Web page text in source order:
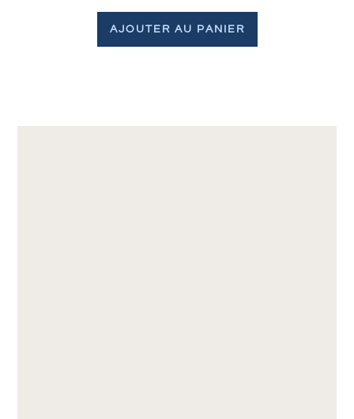
AJOUTER AU PANIER